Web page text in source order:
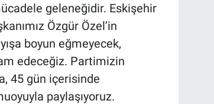
geleneğidir. Eskişehir
Özgür Özel’in
boyun eğmeyecek,
edeceğiz. Partimizin
45 gün içerisinde
paylaşıyoruz.